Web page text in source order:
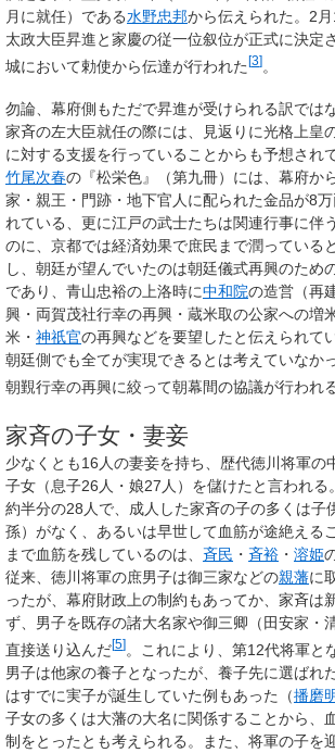
月に就任）である水野忠邦から伝えられた。2
太政大臣昇進と家慶の従一位叙位が正式に決定
城において勅使から伝達が行われた[3]
勿論、幕府側もただで昇進が受けられる訳では
家斉の左大臣就任の際には、見返りに光格上皇
に対する支援を行っていることからも予想され
竹尾次春の『松栄色』（第九冊）には、幕府か
家・親王・門跡・地下官人に配られた金品が8
れている、更に江戸の武士たちは関連行事に伴
のに、京都では経済効果で庶民まで潤っている
し、朝廷が望んでいたのは朝廷儀式再興のため
であり、青山忠裕の上洛時に中和院の造営（再
興・両賀茂社行幸の再興・蔵米取の公家への増
米・ 神祇官の再興などを要望したと伝えられて
朝廷側でも全てが実現できるとは考えていなか
朝覲行幸の再興に絞って朝幕間の協議が行われ
家斉の子女・妻妾
少なくとも16人の妻妾を持ち、歴代徳川将軍の
子女（息子26人・娘27人） を儲けたと言われる
約半分の28人 で、成人した家斉の子の多くは子
孫）がなく、あるいは早世して血筋が途絶える
まで血筋を残しているのは、 斉民 ・ 斉裕 ・ 溶姫
従来、徳川将軍の庶男子は御三家などの親藩に
ったが、幕府財政上の制約もあってか、家斉は
ず、男子を既存の諸大名家や御三卿（田安家・
直接送り込んだ[5]。これにより、第12代将軍と
男子は他家の養子となったが、養子先に選ばれ
はすでに実子が誕生していた例もあった（播磨
子女の多くは大藩の大名に関係することから、
制をとったとも考えられる。また、将軍の子を